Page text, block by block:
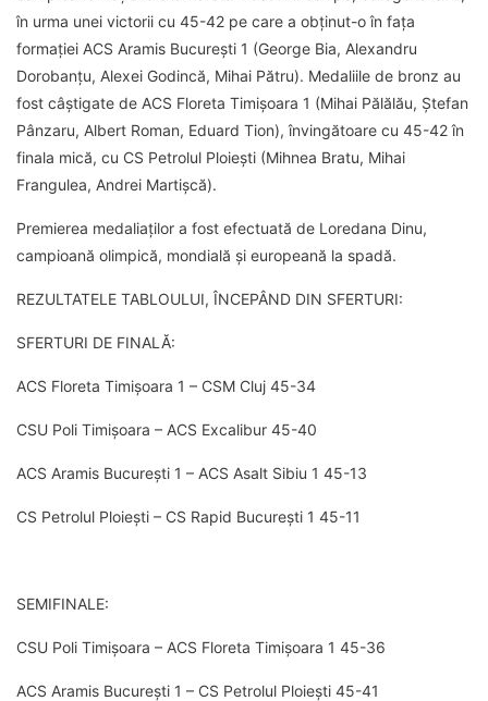
în urma unei victorii cu 45-42 pe care a obținut-o în fața
formației ACS Aramis București 1 (George Bia, Alexandru
Dorobanțu, Alexei Godincă, Mihai Pătru). Medaliile de bronz au
fost câștigate de ACS Floreta Timișoara 1 (Mihai Pălălău, Ștefan
Pânzaru, Albert Roman, Eduard Tion), învingătoare cu 45-42 în
finala mică, cu CS Petrolul Ploiești (Mihnea Bratu, Mihai
Frangulea, Andrei Martișcă).
Premierea medaliaților a fost efectuată de Loredana Dinu,
campioană olimpică, mondială și europeană la spadă.
REZULTATELE TABLOULUI, ÎNCEPÂND DIN SFERTURI:
SFERTURI DE FINALĂ:
ACS Floreta Timișoara 1 – CSM Cluj 45-34
CSU Poli Timișoara – ACS Excalibur 45-40
ACS Aramis București 1 – ACS Asalt Sibiu 1 45-13
CS Petrolul Ploiești – CS Rapid București 1 45-11
SEMIFINALE:
CSU Poli Timișoara – ACS Floreta Timișoara 1 45-36
ACS Aramis București 1 – CS Petrolul Ploiești 45-41